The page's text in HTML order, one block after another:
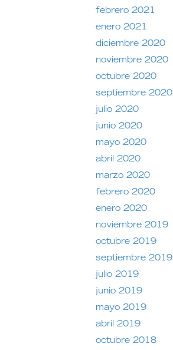
febrero 2021
enero 2021
diciembre 2020
noviembre 2020
octubre 2020
septiembre 2020
julio 2020
junio 2020
mayo 2020
abril 2020
marzo 2020
febrero 2020
enero 2020
noviembre 2019
octubre 2019
septiembre 2019
julio 2019
junio 2019
mayo 2019
abril 2019
octubre 2018